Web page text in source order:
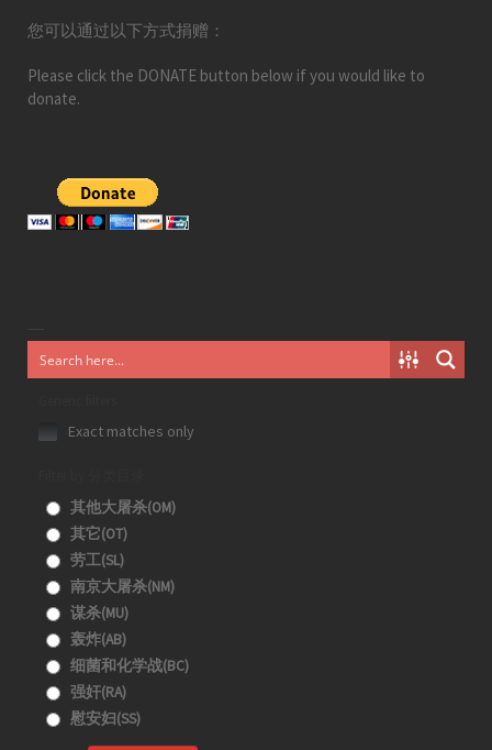
您可以通过以下方式捐赠：
Please click the DONATE button below if you would like to
donate.
Exact matches only
其他大屠杀(OM)
其它(OT)
劳工(SL)
南京大屠杀(NM)
谋杀(MU)
轰炸(AB)
细菌和化学战(BC)
强奸(RA)
慰安妇(SS)